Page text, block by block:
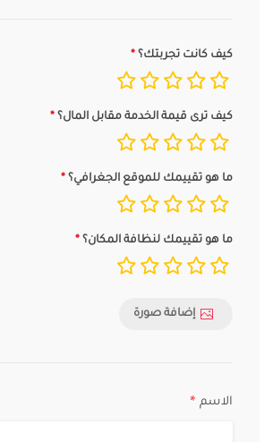
كيف كانت تجربتك؟
كيف ترى قيمة الخدمة مقابل المال؟
ما هو تقييمك للموقع الجغرافي؟
ما هو تقييمك لنظافة المكان؟
إضافة صورة
الاسم *